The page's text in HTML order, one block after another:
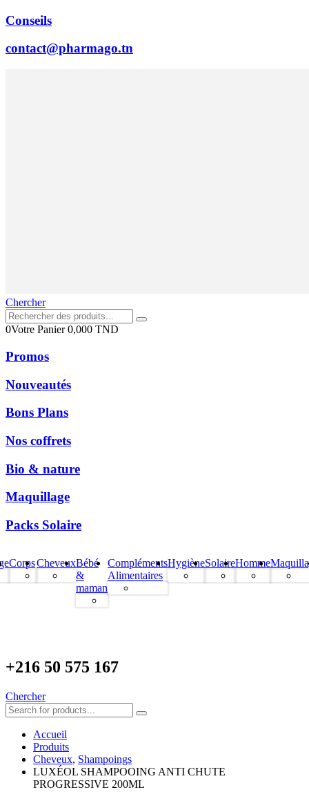
Conseils
contact@pharmago.tn
Chercher
0Votre Panier0,000 TND
Promos
Nouveautés
Bons Plans
Nos coffrets
Bio & nature
Maquillage
Packs Solaire
CorpsCheveuxBébé
&
maman
Compléments
Alimentaires
HygièneSolaireHomme
+216 50 575 167
Chercher
Accueil
Produits
Cheveux, Shampoings
LUXÉOL SHAMPOOING ANTI CHUTE
PROGRESSIVE 200ML